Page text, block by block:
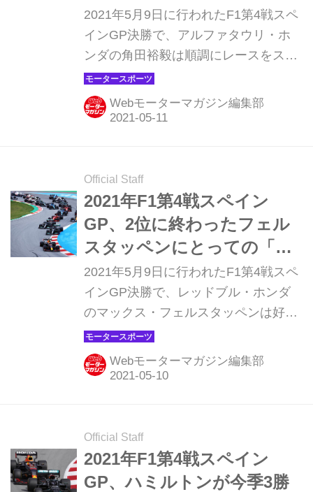
た」【モータースポーツ】
2021年5月9日に行われたF1第4戦スペ
インGP決勝で、アルファタウリ・ホ
ンダの角田裕毅は順調にレースをスタ
ートしたものの、7周目のターン10で
マシンがストップ、見せ場を作ること
なくリタイアした。好調な開幕スター
ている。
Webモーターマガジン編集部
Official Staff
2021年F1第4戦スペイン
GP、2位に終わったフェル
スタッペンにとっての「難
しい判断」【モータースポ
ーツ】
2021年5月9日に行われたF1第4戦スペ
インGP決勝で、レッドブル・ホンダ
のマックス・フェルスタッペンは好ス
タートを決めレースの大部分をリード
したものの、最後にメルセデスのルイ
ス・ハミルトンに逆転されて2位に終
はどういうことだったのか。レースを
振り返ってみよう。
Webモーターマガジン編集部
Official Staff
2021年F1第4戦スペイン
GP、ハミルトンが今季3勝